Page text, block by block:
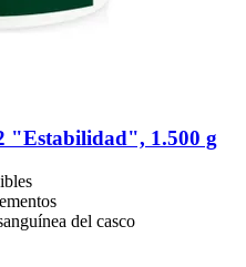
"Estabilidad", 1.500 g
del casco